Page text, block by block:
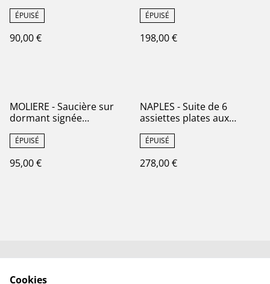
manufacture française
HBCM - Terre de Fer
ÉPUISÉ
90,00 €
manufacture française de
Gien - Terre de Fer
ÉPUISÉ
198,00 €
MOLIERE - Saucière sur
dormant signée
Fer
ÉPUISÉ
95,00 €
NAPLES - Suite de 6
assiettes plates aux
Terre de Fer
ÉPUISÉ
278,00 €
Contactez-nous✉️
Cookies